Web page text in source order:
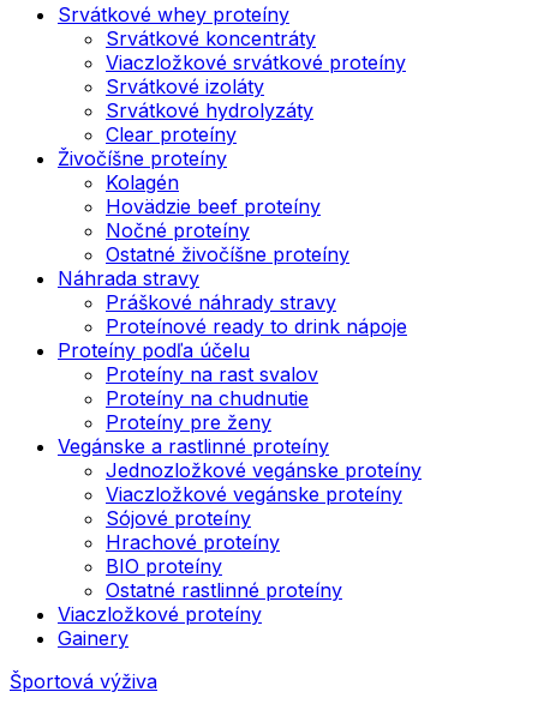
Srvátkové whey proteíny
Srvátkové koncentráty
Viaczložkové srvátkové proteíny
Srvátkové izoláty
Srvátkové hydrolyzáty
Clear proteíny
Živočíšne proteíny
Kolagén
Hovädzie beef proteíny
Nočné proteíny
Ostatné živočíšne proteíny
Náhrada stravy
Práškové náhrady stravy
Proteínové ready to drink nápoje
Proteíny podľa účelu
Proteíny na rast svalov
Proteíny na chudnutie
Proteíny pre ženy
Vegánske a rastlinné proteíny
Jednozložkové vegánske proteíny
Viaczložkové vegánske proteíny
Sójové proteíny
Hrachové proteíny
BIO proteíny
Ostatné rastlinné proteíny
Viaczložkové proteíny
Gainery
Športová výživa